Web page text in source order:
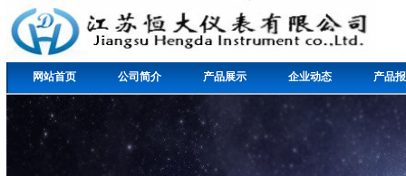
网站首页 公司简介 产品展示 企业动态 产品